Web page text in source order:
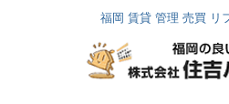
福岡 賃貸 管理 売買 リ